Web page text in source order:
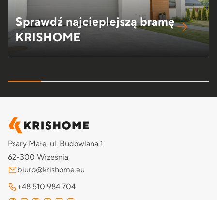
Sprawdź najcieplejszą bramę
KRISHOME
Psary Małe, ul. Budowlana 1
62-300 Września
biuro@krishome.eu
+48 510 984 704